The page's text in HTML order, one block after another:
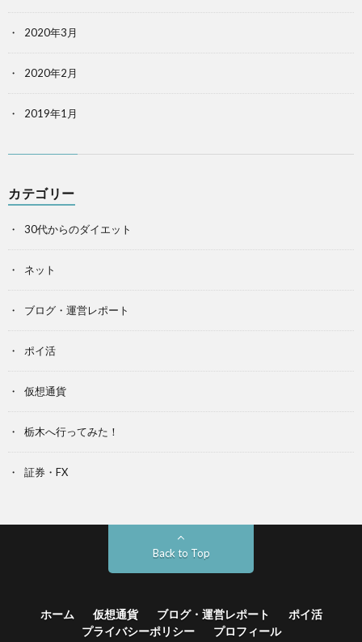
2020年3月
2020年2月
2019年1月
カテゴリー
30代からのダイエット
ネット
ブログ・運営レポート
ポイ活
仮想通貨
栃木へ行ってみた！
証券・FX
Back to Top
ホーム 仮想通貨 ブログ・運営レポート
ポイ活
プライバシーポリシー
プロフィール